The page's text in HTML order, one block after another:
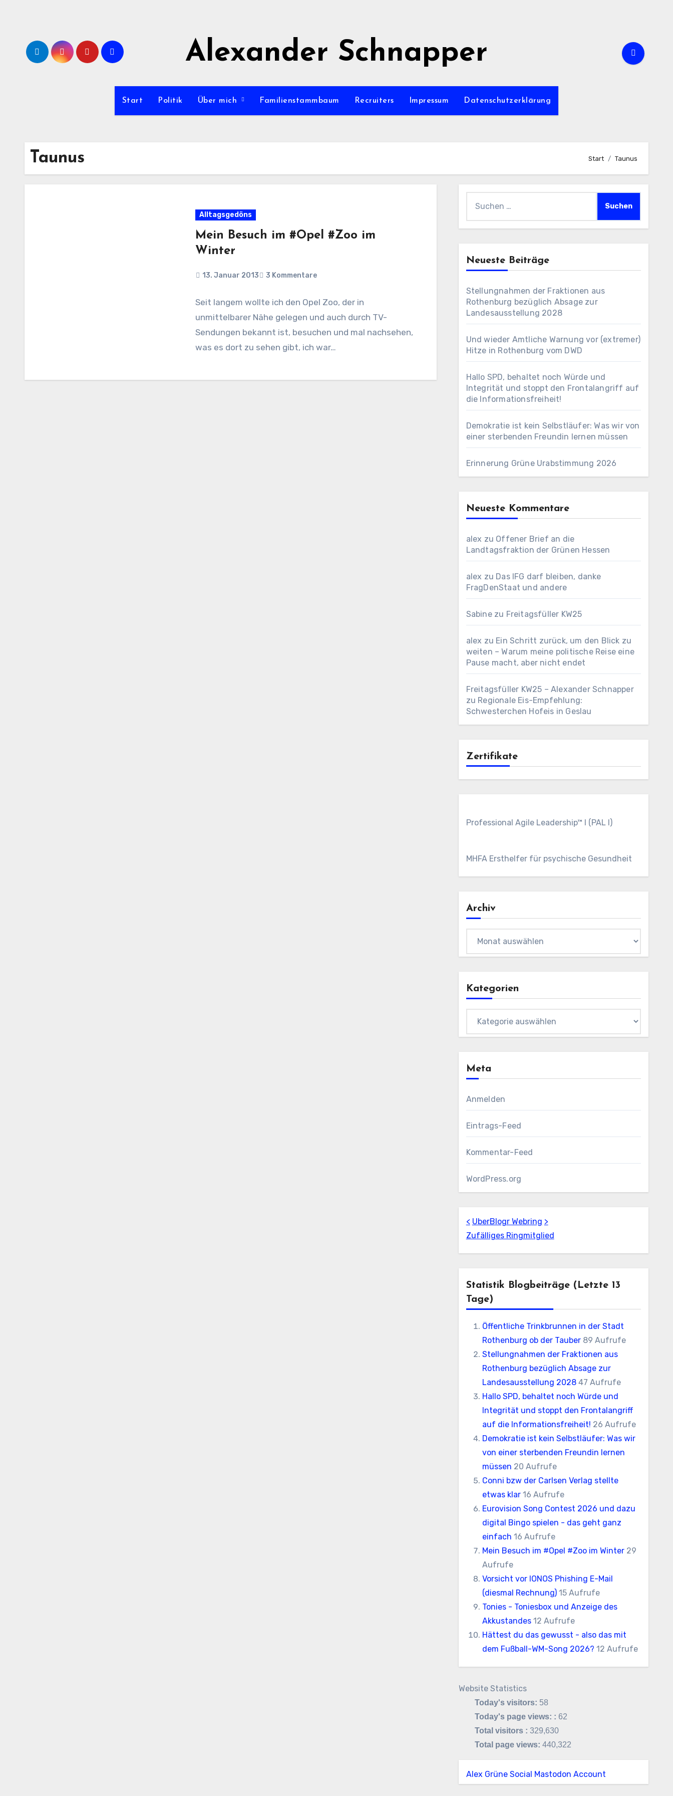
Alexander Schnapper
Start Politik Über mich Familienstammbaum Recruiters Impressum Datenschutzerklärung
Taunus Start Taunus
Alltagsgedöns
Mein Besuch im #Opel #Zoo im
Winter
13. Januar 2013 3 Kommentare
Seit langem wollte ich den Opel Zoo, der in
unmittelbarer Nähe gelegen und auch durch TV-
Sendungen bekannt ist, besuchen und mal nachsehen,
was es dort zu sehen gibt, ich war…
nach:
Neueste Beiträge
Stellungnahmen der Fraktionen aus
Rothenburg bezüglich Absage zur
Landesausstellung 2028
Und wieder Amtliche Warnung vor (extremer)
Hitze in Rothenburg vom DWD
Hallo SPD, behaltet noch Würde und
Integrität und stoppt den Frontalangriff auf
die Informationsfreiheit!
Demokratie ist kein Selbstläufer: Was wir von
einer sterbenden Freundin lernen müssen
Erinnerung Grüne Urabstimmung 2026
Neueste Kommentare
alex zu Offener Brief an die
Landtagsfraktion der Grünen Hessen
alex zu Das IFG darf bleiben, danke
FragDenStaat und andere
Sabinezu Freitagsfüller KW25
alex zu Ein Schritt zurück, um den Blick zu
weiten – Warum meine politische Reise eine
Pause macht, aber nicht endet
Freitagsfüller KW25 – Alexander Schnapper
zu Regionale Eis-Empfehlung:
Schwesterchen Hofeis in Geslau
Zertifikate
Professional Agile Leadership™ I (PAL I)
MHFA Ersthelfer für psychische Gesundheit
Archiv
Kategorien
Meta
Anmelden
Eintrags-Feed
Kommentar-Feed
WordPress.org
< UberBlogr Webring >
Zufälliges Ringmitglied
Statistik Blogbeiträge (letzte 13
Tage)
Öffentliche Trinkbrunnen in der Stadt
Rothenburg ob der Tauber 89 Aufrufe
Stellungnahmen der Fraktionen aus
Rothenburg bezüglich Absage zur
Landesausstellung 2028 47 Aufrufe
Hallo SPD, behaltet noch Würde und
Integrität und stoppt den Frontalangriff
auf die Informationsfreiheit! 26 Aufrufe
Demokratie ist kein Selbstläufer: Was wir
von einer sterbenden Freundin lernen
müssen 20 Aufrufe
Conni bzw der Carlsen Verlag stellte
etwas klar 16 Aufrufe
Eurovision Song Contest 2026 und dazu
digital Bingo spielen - das geht ganz
einfach 16 Aufrufe
Mein Besuch im #Opel #Zoo im Winter 29
Aufrufe
Vorsicht vor IONOS Phishing E-Mail
(diesmal Rechnung) 15 Aufrufe
Tonies - Toniesbox und Anzeige des
Akkustandes 12 Aufrufe
Hättest du das gewusst - also das mit
dem Fußball-WM-Song 2026? 12 Aufrufe
Website Statistics
Today's visitors: 58
Today's page views: : 62
Total visitors : 329,630
Total page views: 440,322
Alex Grüne Social Mastodon Account